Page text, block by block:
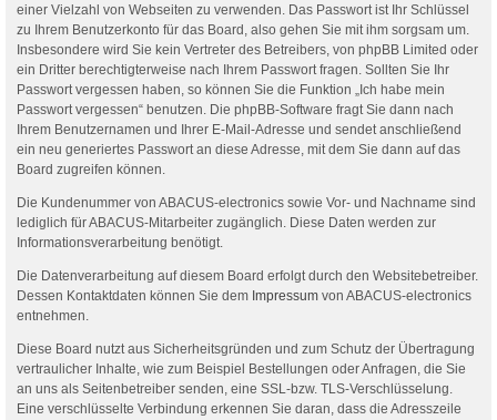
einer Vielzahl von Webseiten zu verwenden. Das Passwort ist Ihr Schlüssel
zu Ihrem Benutzerkonto für das Board, also gehen Sie mit ihm sorgsam um.
Insbesondere wird Sie kein Vertreter des Betreibers, von phpBB Limited oder
ein Dritter berechtigterweise nach Ihrem Passwort fragen. Sollten Sie Ihr
Passwort vergessen haben, so können Sie die Funktion „Ich habe mein
Passwort vergessen“ benutzen. Die phpBB-Software fragt Sie dann nach
Ihrem Benutzernamen und Ihrer E-Mail-Adresse und sendet anschließend
ein neu generiertes Passwort an diese Adresse, mit dem Sie dann auf das
Board zugreifen können.
Die Kundenummer von ABACUS-electronics sowie Vor- und Nachname sind
lediglich für ABACUS-Mitarbeiter zugänglich. Diese Daten werden zur
Informationsverarbeitung benötigt.
Die Datenverarbeitung auf diesem Board erfolgt durch den Websitebetreiber.
Dessen Kontaktdaten können Sie dem Impressum von ABACUS-electronics
entnehmen.
Diese Board nutzt aus Sicherheitsgründen und zum Schutz der Übertragung
vertraulicher Inhalte, wie zum Beispiel Bestellungen oder Anfragen, die Sie
an uns als Seitenbetreiber senden, eine SSL-bzw. TLS-Verschlüsselung.
Eine verschlüsselte Verbindung erkennen Sie daran, dass die Adresszeile